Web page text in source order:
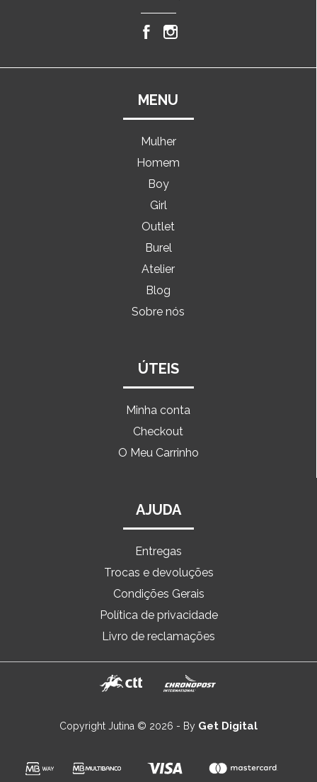
MENU
Mulher
Homem
Boy
Girl
Outlet
Burel
Atelier
Blog
Sobre nós
ÚTEIS
Minha conta
Checkout
O Meu Carrinho
AJUDA
Entregas
Trocas e devoluções
Condições Gerais
Política de privacidade
Livro de reclamações
Copyright Jutina © 2026 - By Get Digital